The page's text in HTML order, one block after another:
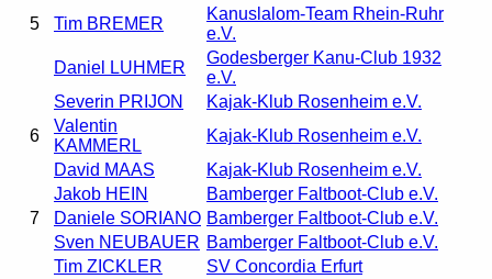
5
Tim BREMER
Kanuslalom-Team Rhein-Ruhr
e.V.
Daniel LUHMER
Godesberger Kanu-Club 1932
e.V.
6
Severin PRIJON
Kajak-Klub Rosenheim e.V.
Valentin
KAMMERL
Kajak-Klub Rosenheim e.V.
David MAAS
Kajak-Klub Rosenheim e.V.
7
Jakob HEIN
Bamberger Faltboot-Club e.V.
Daniele SORIANO Bamberger Faltboot-Club e.V.
Sven NEUBAUER Bamberger Faltboot-Club e.V.
Tim ZICKLER
SV Concordia Erfurt